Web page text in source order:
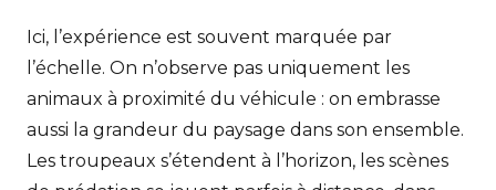
Ici, l’expérience est souvent marquée par
l’échelle. On n’observe pas uniquement les
animaux à proximité du véhicule : on embrasse
aussi la grandeur du paysage dans son ensemble.
Les troupeaux s’étendent à l’horizon, les scènes